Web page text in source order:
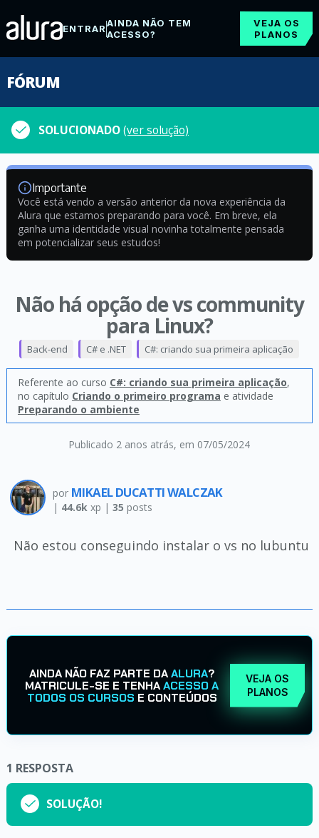
ENTRARAINDA NÃO TEM
ACESSO?
VEJA OS
PLANOS
FÓRUM
SOLUCIONADO(ver solução)
Importante
Você está vendo a versão anterior da nova experiência da
Alura que estamos preparando para você. Em breve, ela
ganha uma identidade visual novinha totalmente pensada
em potencializar seus estudos!
Não há opção de vs community
para Linux?
Publicado 2 anos atrás, em 07/05/2024
Back-end C# e .NET C#: criando sua primeira aplicação
Referente ao curso C#: criando sua primeira aplicação,
no capítulo Criando o primeiro programa e atividade
Preparando o ambiente
por MIKAEL DUCATTI WALCZAK
| 44.6kxp | 35 posts
Não estou conseguindo instalar o vs no lubuntu
AINDA NÃO FAZ PARTE DAALURA?
MATRICULE-SE E TENHAACESSO A
TODOS OS CURSOS E CONTEÚDOS
VEJA OS
PLANOS
1 RESPOSTA
SOLUÇÃO!